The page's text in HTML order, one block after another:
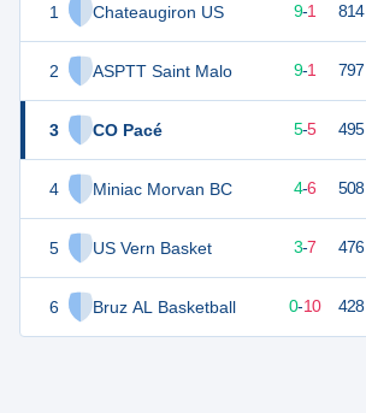
1 Chateaugiron US
2 ASPTT Saint Malo
3 CO Pacé
4 Miniac Morvan BC
5 US Vern Basket
6 Bruz AL Basketball
19 9-1 814
19 9-1 797
5-5 495
14 4-6 508
13 3-7 476
10 0-10 428